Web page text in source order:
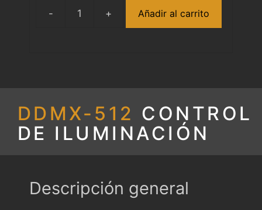
DDMX-
Añadir al carrito
DDMX-512 CONTROL
DE ILUMINACIÓN
Descripción general